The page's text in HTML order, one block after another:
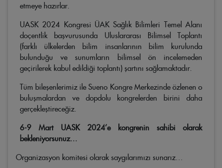
etmeye hazırlar.
UASK 2024 Kongresi ÜAK Sağlık Bilimleri Temel Alanı
doçentlik başvurusunda Uluslararası Bilimsel Toplantı
(farklı ülkelerden bilim insanlarının bilim kurulunda
bulunduğu ve sunumların bilimsel ön incelemeden
geçirilerek kabul edildiği toplantı) şartını sağlamaktadır.
Tüm bileşenlerimiz ile Sueno Kongre Merkezinde özlenen o
buluşmalardan ve dopdolu kongrelerden birini daha
gerçekleştireceğiz.
6-9 Mart UASK 2024’e kongrenin sahibi olarak
bekleniyorsunuz…
Organizasyon komitesi olarak saygılarımızı sunarız…